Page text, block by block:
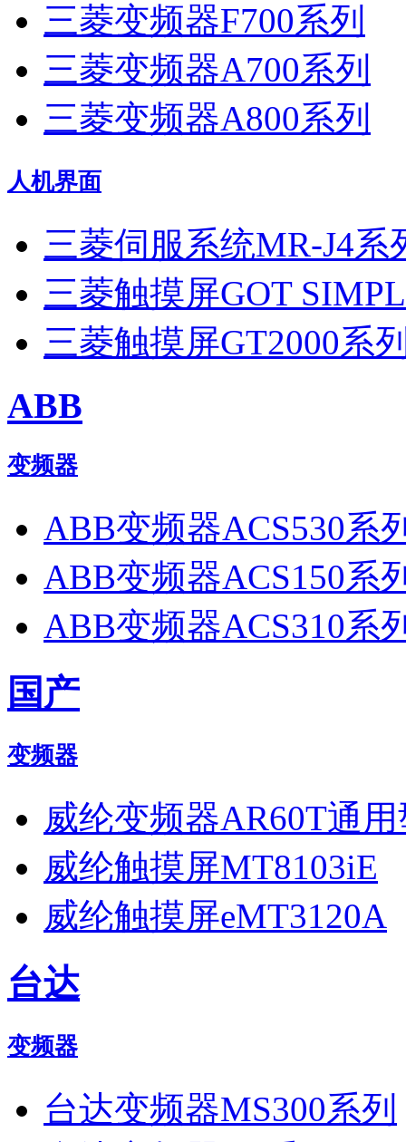
三菱变频器F700系列
三菱变频器A700系列
三菱变频器A800系列
人机界面
三菱伺服系统MR-J4系
三菱触摸屏GOT
三菱触摸屏GT2000系
ABB
变频器
ABB变频器ACS530系
ABB变频器ACS150系
ABB变频器ACS310系
国产
变频器
威纶变频器AR60T通
威纶触摸屏MT8103iE
威纶触摸屏eMT3120A
台达
变频器
台达变频器MS300系列